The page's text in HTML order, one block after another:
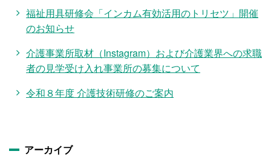
福祉用具研修会「インカム有効活用のトリセツ」開催
のお知らせ
介護事業所取材（Instagram）および介護業界への求職
者の見学受け入れ事業所の募集について
令和８年度 介護技術研修のご案内
アーカイブ